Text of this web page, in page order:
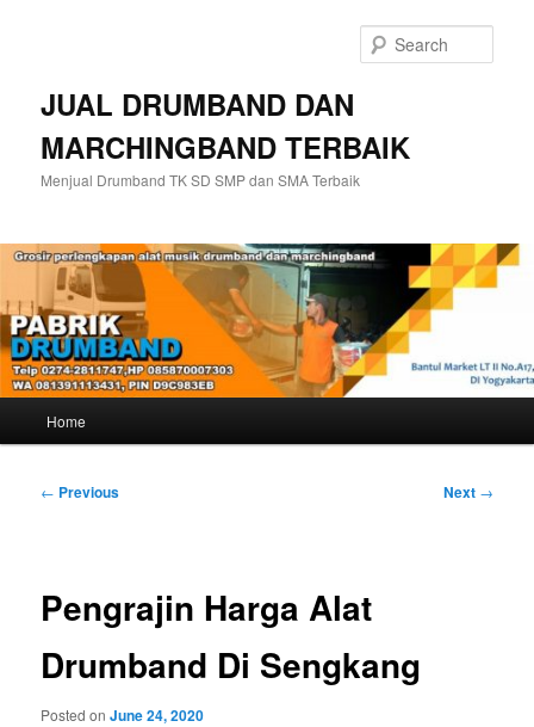
JUAL DRUMBAND DAN
MARCHINGBAND TERBAIK
Menjual Drumband TK SD SMP dan SMA Terbaik
Home
Post
← Previous Next →
Pengrajin Harga Alat
Drumband Di Sengkang
Posted onJune 24, 2020